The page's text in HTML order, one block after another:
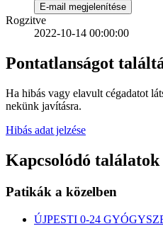
E-mail megjelenítése
Rogzitve
2022-10-14 00:00:00
Pontatlanságot
Ha hibás vagy elavult cégadatot
nekünk javításra.
Hibás adat jelzése
Kapcsolódó találatok
Patikák a közelben
ÚJPESTI 0-24